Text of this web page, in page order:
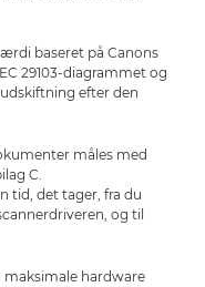
baseret på Canons
29103-diagrammet og
efter den
måles med
C.
tid, det tager, fra du
og til
hardware